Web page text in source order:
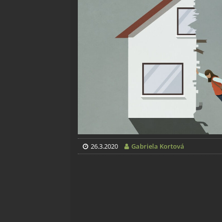
26.3.2020 Gabriela Kortová